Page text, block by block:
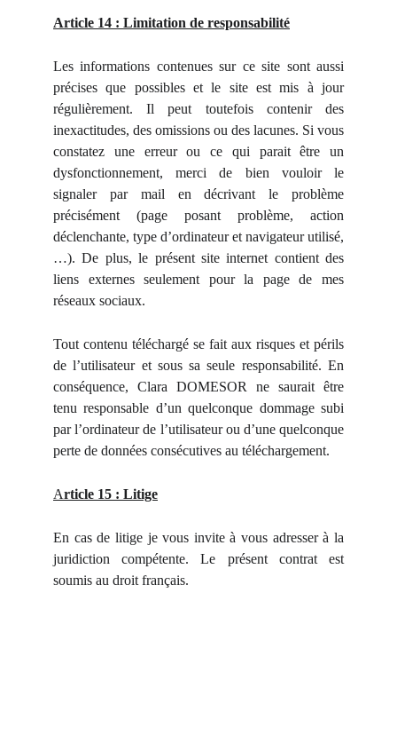
Article 14 : Limitation de responsabilité
Les informations contenues sur ce site sont aussi
précises que possibles et le site est mis à jour
régulièrement. Il peut toutefois contenir des
inexactitudes, des omissions ou des lacunes. Si vous
constatez une erreur ou ce qui parait être un
dysfonctionnement, merci de bien vouloir le
signaler par mail en décrivant le problème
précisément (page posant problème, action
déclenchante, type d’ordinateur et navigateur utilisé,
…). De plus, le présent site internet contient des
liens externes seulement pour la page de mes
réseaux sociaux.
Tout contenu téléchargé se fait aux risques et périls
de l’utilisateur et sous sa seule responsabilité. En
conséquence, Clara DOMESOR ne saurait être
tenu responsable d’un quelconque dommage subi
par l’ordinateur de l’utilisateur ou d’une quelconque
perte de données consécutives au téléchargement.
Article 15 : Litige
En cas de litige je vous invite à vous adresser à la
juridiction compétente. Le présent contrat est
soumis au droit français.